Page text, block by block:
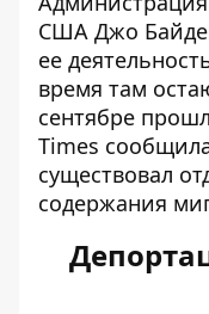
США Джо
ее
время там
сентябре
Times
существовал
содержания